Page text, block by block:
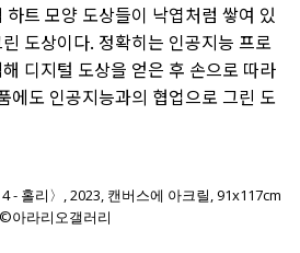
트 모양 도상들이 낙엽처럼 쌓여 있
도상이다. 정확히는 인공지능 프로
디지털 도상을 얻은 후 손으로 따라
에도 인공지능과의 협업으로 그린 도
- 홀리〉, 2023, 캔버스에 아크릴, 91x117cm
©아라리오갤러리